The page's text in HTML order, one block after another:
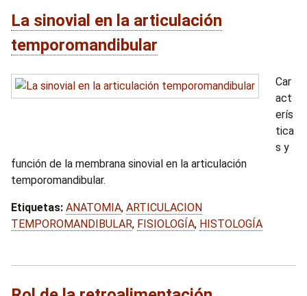
La sinovial en la articulación
temporomandibular
Car
act
erís
tica
s y
función de la membrana sinovial en la articulación
temporomandibular.
Etiquetas: ANATOMIA, ARTICULACION
TEMPOROMANDIBULAR, FISIOLOGÍA, HISTOLOGÍA